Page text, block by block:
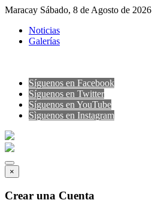
Maracay Sábado, 8 de Agosto de 2026
Noticias
Galerías
Síguenos en Facebook
Síguenos en Twitter
Síguenos en YouTube
Sìguenos en Instagram
×
Crear una Cuenta